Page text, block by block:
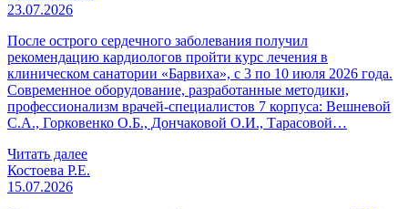
23.07.2026
После острого сердечного заболевания получил
рекомендацию кардиологов пройти курс лечения в
клиническом санатории «Барвиха», с 3 по 10 июля 2026 года.
Современное оборудование, разработанные методики,
профессионализм врачей-специалистов 7 корпуса: Вешневой
С.А., Горковенко О.Б., Дончаковой О.И., Тарасовой…
Читать далее
Костоева Р.Е.
15.07.2026